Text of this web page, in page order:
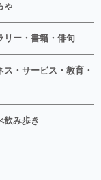
ゃ
リー・書籍・俳句
ス・サービス・教育・
飲み歩き